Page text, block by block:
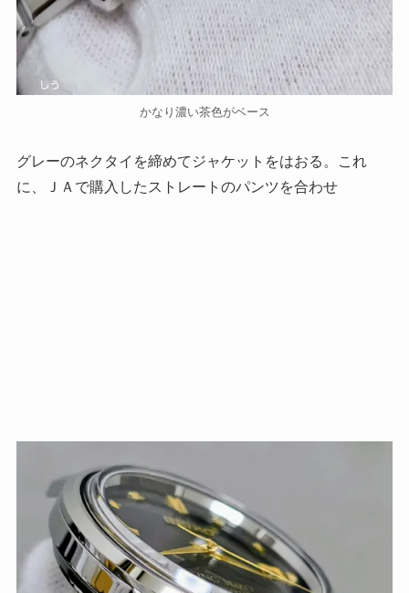
かなり濃い茶色がベース
グレーのネクタイを締めてジャケットをはおる。これ
に、ＪＡで購入したストレートのパンツを合わせ